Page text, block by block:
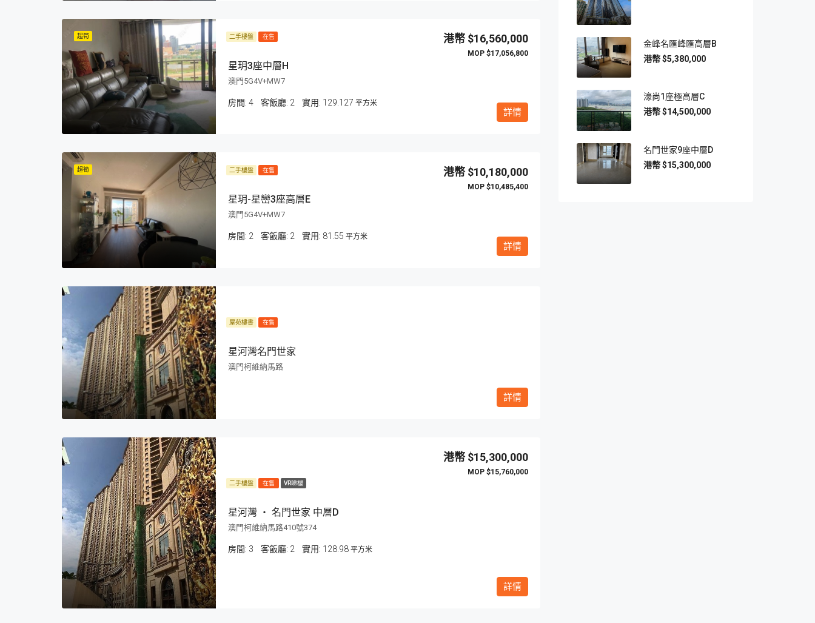
超筍 二手樓盤 在售
星玥3座中層H
$16,560,000
$17,056,800
澳門5G4V+MW7
房間: 4 客飯廳: 2 129.127 平方米
詳情
超筍 二手樓盤 在售
星玥-星巒3座高層E
$10,180,000
$10,485,400
澳門5G4V+MW7
房間: 2 客飯廳: 2 81.55 平方米
詳情
屋苑樓書 在售
星河灣名門世家
澳門柯維納馬路
詳情
二手樓盤 在售 VR睇樓
星河灣 ‧ 名門世家 中層D
$15,300,000
$15,760,000
澳門柯維納馬路410號374
房間: 3 客飯廳: 2 128.98 平方米
詳情
金峰名匯峰匯高層B
$5,380,000
濠尚1座極高層C
$14,500,000
名門世家9座中層D
$15,300,000